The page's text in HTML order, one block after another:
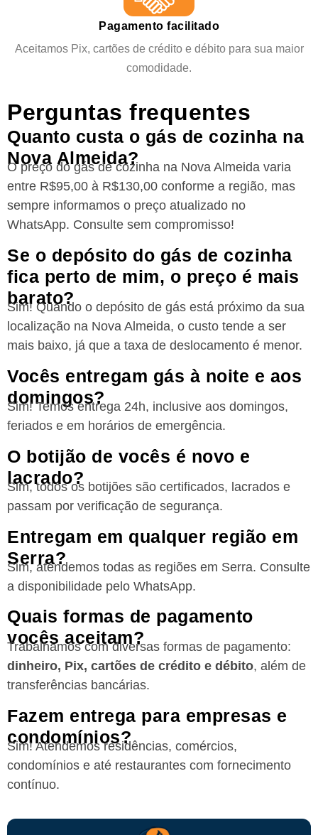
Pagamento facilitado
Aceitamos Pix, cartões de crédito e débito para sua maior
comodidade.
Perguntas frequentes
Quanto custa o gás de cozinha na
Nova Almeida?
O preço do gás de cozinha na Nova Almeida varia
entre R$95,00 à R$130,00 conforme a região, mas
sempre informamos o preço atualizado no
WhatsApp. Consulte sem compromisso!
Se o depósito do gás de cozinha
fica perto de mim, o preço é mais
barato?
Sim! Quando o depósito de gás está próximo da sua
localização na Nova Almeida, o custo tende a ser
mais baixo, já que a taxa de deslocamento é menor.
Vocês entregam gás à noite e aos
domingos?
Sim! Temos entrega 24h, inclusive aos domingos,
feriados e em horários de emergência.
O botijão de vocês é novo e
lacrado?
Sim, todos os botijões são certificados, lacrados e
passam por verificação de segurança.
Entregam em qualquer região em
Serra?
Sim, atendemos todas as regiões em Serra. Consulte
a disponibilidade pelo WhatsApp.
Quais formas de pagamento
vocês aceitam?
Trabalhamos com diversas formas de pagamento:
dinheiro, Pix, cartões de crédito e débito, além de
transferências bancárias.
Fazem entrega para empresas e
condomínios?
Sim! Atendemos residências, comércios,
condomínios e até restaurantes com fornecimento
contínuo.